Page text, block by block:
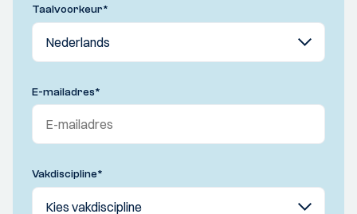
Taalvoorkeur*
E-mailadres*
Vakdiscipline*